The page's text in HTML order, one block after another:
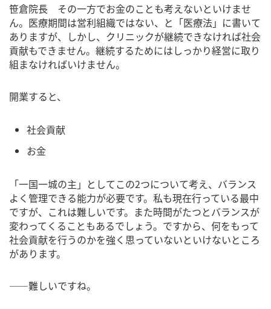
笹倉院長 その一方でお金のことも考えないといけませ
ん。医療期間は営利組織ではない、と「医療法」に書いて
ありますが、しかし、クリニックが継続できなければ社会
貢献もできません。継続するためにはしっかり経営に取り
組まなければいけません。
開業すると、
社会貢献
お金
「一国一城の主」としてこの2つについて考え、バランス
よく管理できる能力が必要です。私も現在行っている最中
ですが、これは難しいです。また時間がたつとバランスが
変わってくることもあるでしょう。ですから、何をもって
社会貢献を行うのかを強く思っていないといけないところ
があります。
――難しいですね。